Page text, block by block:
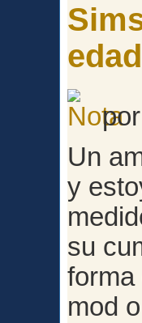
por
Un
y
su
mod